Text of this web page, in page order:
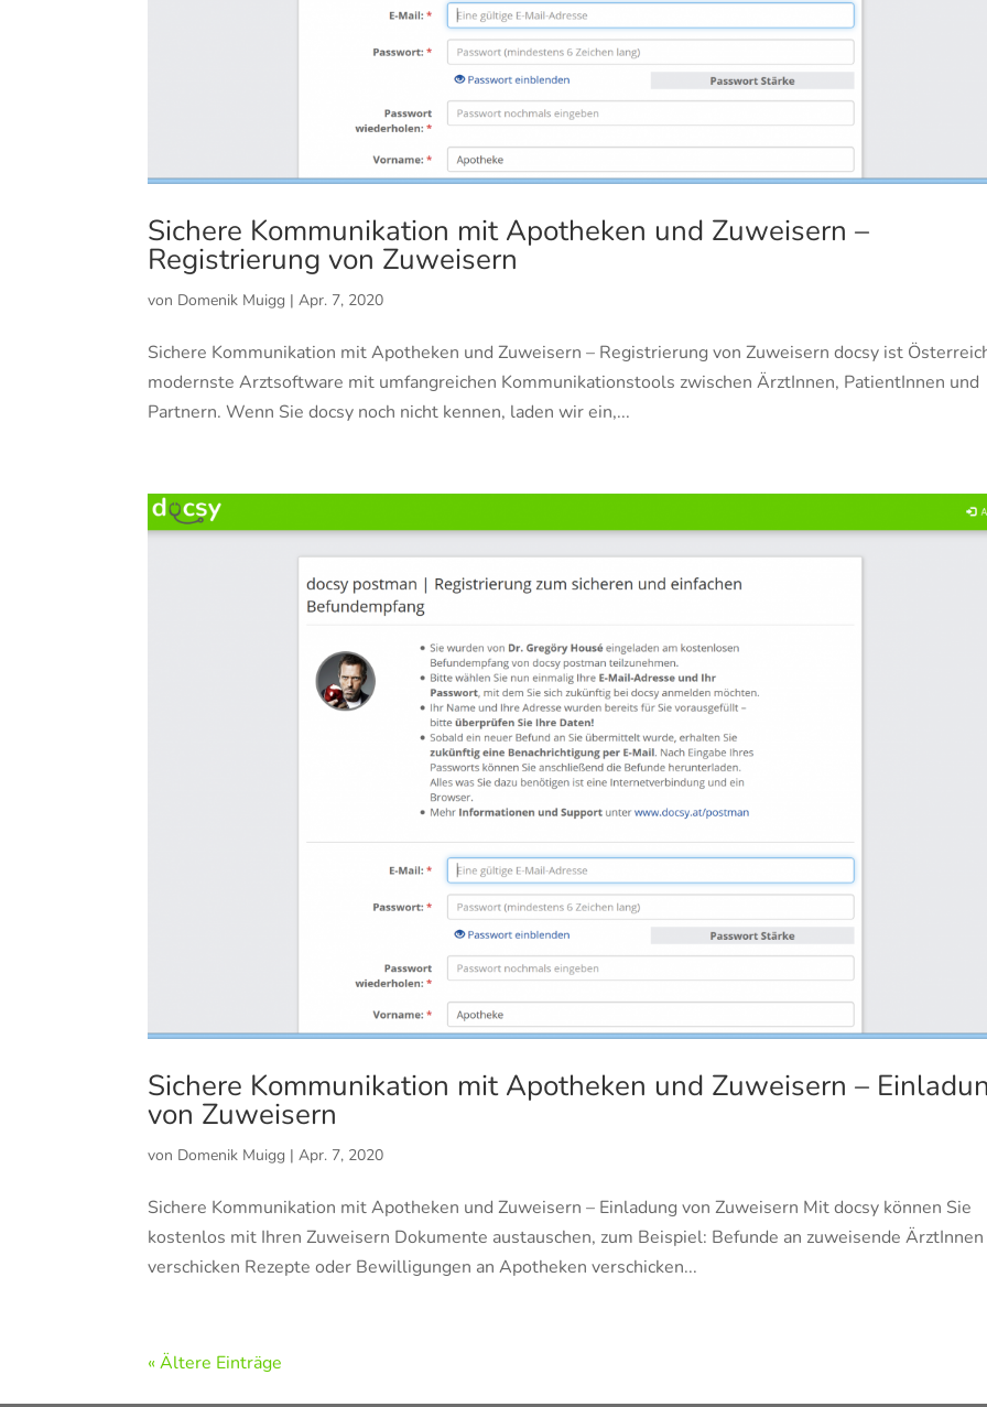
Sichere Kommunikation mit Apotheken und Zuweisern –
Registrierung von Zuweisern
von Domenik Muigg |Apr. 7, 2020
Sichere Kommunikation mit Apotheken und Zuweisern – Registrierung von Zuweisern docsy ist
modernste Arztsoftware mit umfangreichen Kommunikationstools zwischen ÄrztInnen, PatientInnen und
Partnern. Wenn Sie docsy noch nicht kennen, laden wir ein,...
Sichere Kommunikation mit Apotheken und Zuweisern –
von Zuweisern
von Domenik Muigg |Apr. 7, 2020
Sichere Kommunikation mit Apotheken und Zuweisern – Einladung von Zuweisern Mit docsy können Sie
kostenlos mit Ihren Zuweisern Dokumente austauschen, zum Beispiel: Befunde an zuweisende ÄrztInnen
verschicken Rezepte oder Bewilligungen an Apotheken verschicken...
« Ältere Einträge